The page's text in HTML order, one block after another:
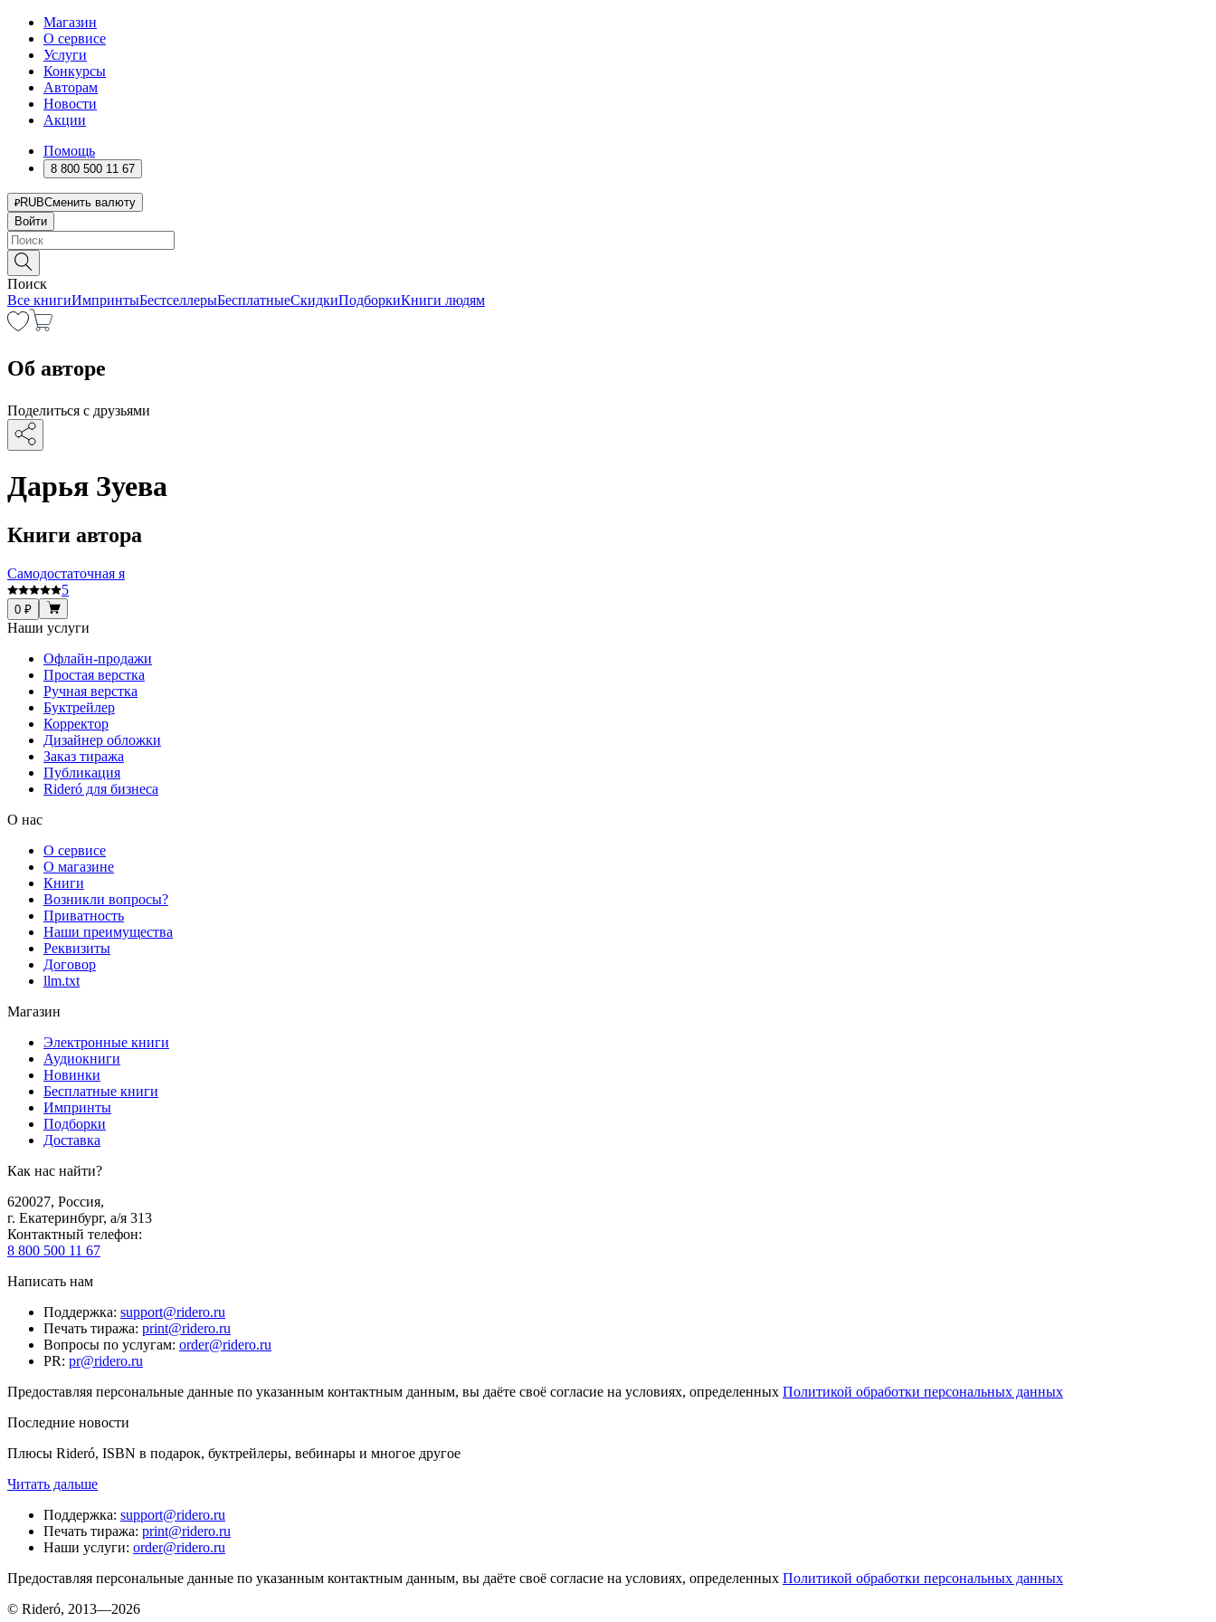
Магазин
О сервисе
Услуги
Конкурсы
Авторам
Новости
Акции
Помощь
8 800 500 11 67
RUBСменить валюту
Войти
Поиск
Все книгиИмпринтыБестселлерыБесплатныеСкидкиПодборкиКниги людям
Об авторе
Поделиться с друзьями
Дарья Зуева
Книги автора
Cамодостаточная я
5
0 ₽
Наши услуги
Офлайн-продажи
Простая верстка
Ручная верстка
Буктрейлер
Корректор
Дизайнер обложки
Заказ тиража
Публикация
Rideró для бизнеса
О нас
О сервисе
О магазине
Книги
Возникли вопросы?
Приватность
Наши преимущества
Реквизиты
Договор
llm.txt
Магазин
Электронные книги
Аудиокниги
Новинки
Бесплатные книги
Импринты
Подборки
Доставка
Как нас найти?
620027, Россия,
г. Екатеринбург, а/я 313
Контактный телефон:
8 800 500 11 67
Написать нам
Поддержка: support@ridero.ru
Печать тиража: print@ridero.ru
Вопросы по услугам: order@ridero.ru
PR: pr@ridero.ru
Предоставляя персональные данные по указанным контактным данным, вы даёте своё согласие на условиях, определенных Политикой обработки персональных данных
Последние новости
Плюсы Rideró, ISBN в подарок, буктрейлеры, вебинары и многое другое
Читать дальше
Поддержка: support@ridero.ru
Печать тиража: print@ridero.ru
Наши услуги: order@ridero.ru
Предоставляя персональные данные по указанным контактным данным, вы даёте своё согласие на условиях, определенных Политикой обработки персональных данных
© Rideró, 2013—2026